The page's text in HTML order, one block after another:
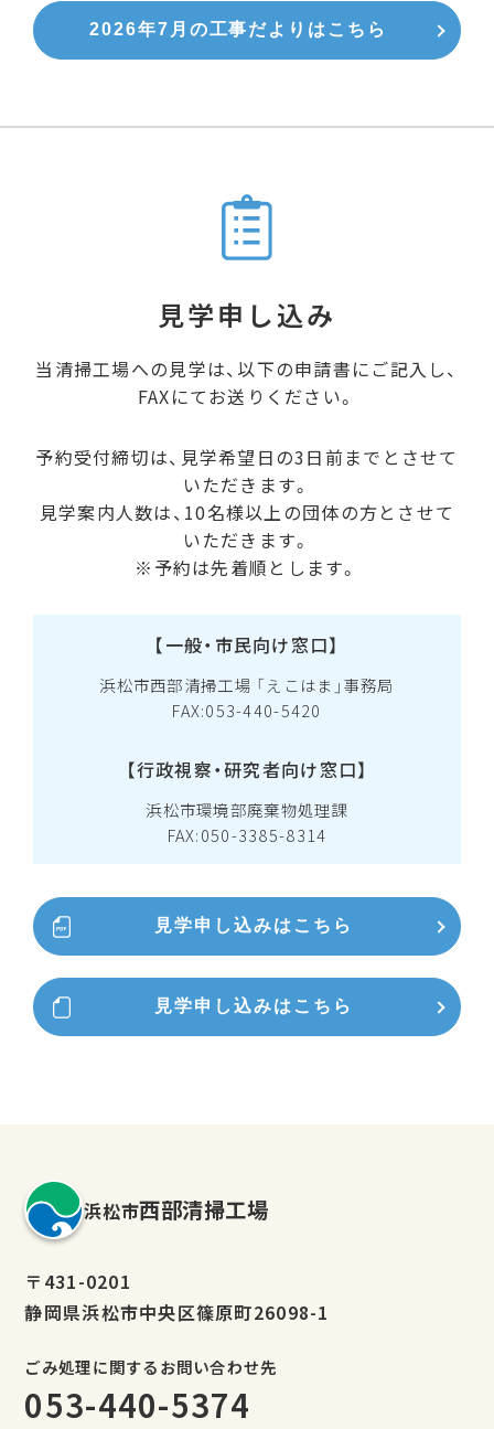
2026年7月の工事だよりはこちら
見学申し込み
当清掃工場への見学は、 以下の申請書にご記入し、
FAXにてお送りください。
予約受付締切は、見学希望日の3日前までとさせて
いただきます。
見学案内人数は、10名様以上の団体の方とさせて
いただきます。
※予約は先着順とします。
【一般・市民向け窓口】
浜松市西部清掃工場 「えこはま」事務局
FAX:053-440-5420
【行政視察・研究者向け窓口】
浜松市環境部廃棄物処理課
FAX:050-3385-8314
見学申し込みは こちら
見学申し込みは こちら
浜松市西部清掃工場
〒431-0201
静岡県浜松市中央区篠原町26098-1
ごみ処理に関するお問い合わせ先
053-440-5374